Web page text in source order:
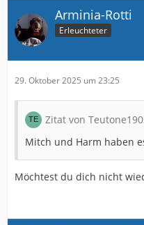
Arminia-Rotti
Erleuchteter
29. Oktober 2025 um 23:25
Zitat von
Mitch und Harm haben
Möchtest du dich nicht